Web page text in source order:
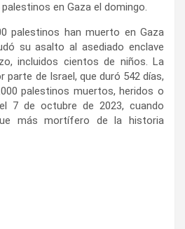
en Gaza el domingo.
palestinos han muerto en Gaza
su asalto al asediado enclave
incluidos cientos de niños. La
parte de Israel, que duró 542 días,
palestinos muertos, heridos o
7 de octubre de 2023, cuando
más mortífero de la historia